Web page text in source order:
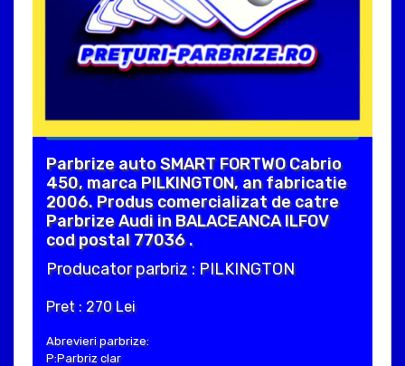
Parbrize auto SMART FORTWO Cabrio
450, marca PILKINGTON, an fabricatie
2006. Produs comercializat de catre
Parbrize Audi in BALACEANCA ILFOV
cod postal 77036 .
Producator parbriz : PILKINGTON
Pret : 270 Lei
Abrevieri parbrize:
P:Parbriz clar